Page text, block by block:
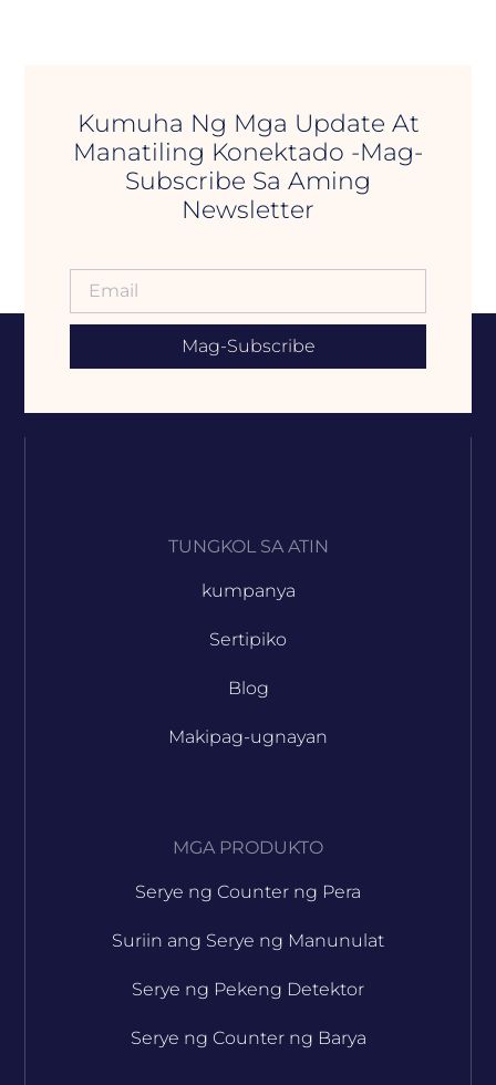
Kumuha Ng Mga Update At
Manatiling Konektado -Mag-
Subscribe Sa Aming
Newsletter
Mag-Subscribe
TUNGKOL SA ATIN
kumpanya
Sertipiko
Blog
Makipag-ugnayan
MGA PRODUKTO
Serye ng Counter ng Pera
Suriin ang Serye ng Manunulat
Serye ng Pekeng Detektor
Serye ng Counter ng Barya